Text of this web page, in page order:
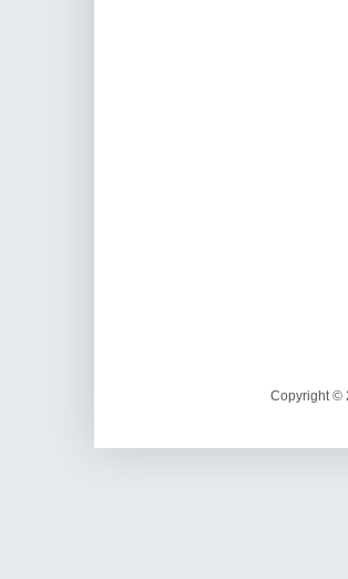
Copyright ©